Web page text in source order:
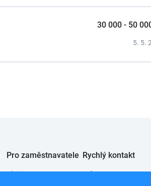
30 000 - 50
5. 5.
Pro zaměstnavatele
Chci inzerovat
Rychlý kontakt
JobSystem s.r.o.